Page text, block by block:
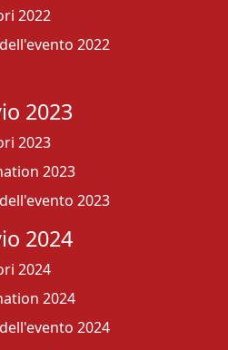
2022
2022
2023
2023
2023
2023
2024
2024
2024
2024